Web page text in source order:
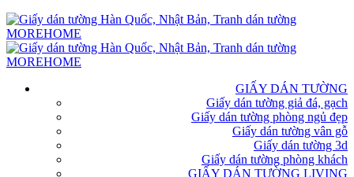
GIẤY DÁN TƯỜNG
Giấy dán tường giả đá, gạch
Giấy dán tường phòng ngủ đẹp
Giấy dán tường vân gỗ
Giấy dán tường 3d
Giấy dán tường phòng khách
GIẤY DÁN TƯỜNG LIVING